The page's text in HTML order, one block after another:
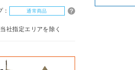
通常商品
社指定エリアを除く